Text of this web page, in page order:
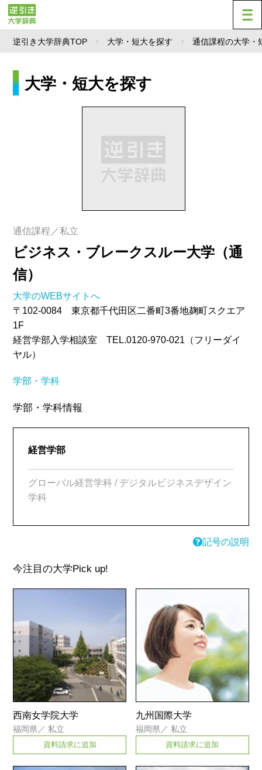
逆引き大学辞典TOP 大学・短大を探す 通信課程の大学・
大学・短大を探す
通信課程／私立
ビジネス・ブレークスルー大学（通
信）
大学のWEBサイトへ
〒102-0084 東京都千代田区二番町3番地麹町スクエア
1F
経営学部入学相談室 TEL.0120-970-021（フリーダイ
ヤル）
学部・学科
学部・学科情報
経営学部
グローバル経営学科 / デジタルビジネスデザイン
学科
記号の説明
今注目の大学Pick up!
西南女学院大学
福岡県 ／私立
資料請求に追加
九州国際大学
福岡県 ／私立
資料請求に追加